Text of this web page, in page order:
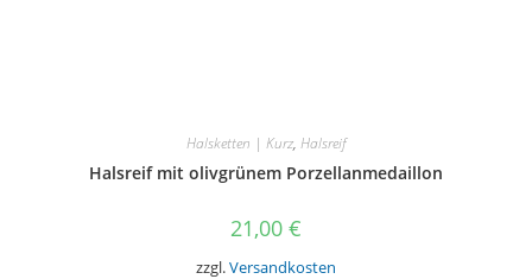
Halsketten | Kurz, Halsreif
Halsreif mit olivgrünem Porzellanmedaillon
21,00 €
zzgl.Versandkosten